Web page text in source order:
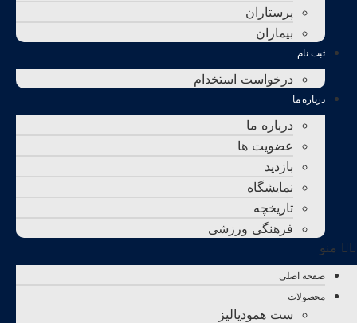
پرستاران
بيماران
ثبت نام
درخواست استخدام
درباره ما
درباره ما
عضویت ها
بازدید
نمایشگاه
تاريخچه
فرهنگی ورزشی
منو
صفحه اصلی
محصولات
ست همودیالیز